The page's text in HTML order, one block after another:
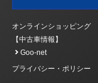
オンラインショッピング
【中古車情報】
Goo-net
プライバシー・ポリシー